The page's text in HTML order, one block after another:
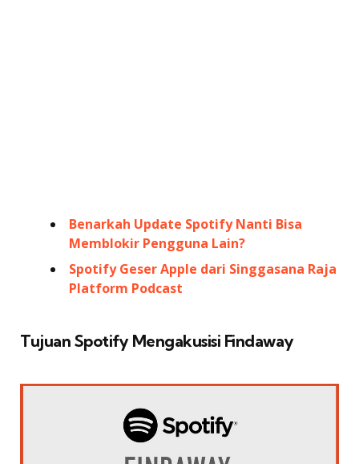
Benarkah Update Spotify Nanti Bisa
Memblokir Pengguna Lain?
Spotify Geser Apple dari Singgasana Raja
Platform Podcast
Tujuan Spotify Mengakusisi Findaway